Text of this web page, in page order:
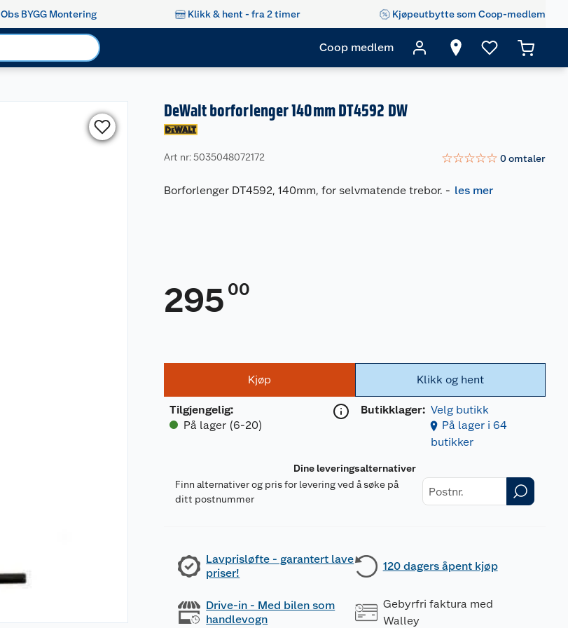
Obs BYGG Montering Klikk & hent - fra 2 timer Kjøpeutbytte som Coop-medlem
Coop medlem
DeWalt borforlenger 140mm DT4592 DW
Art nr: 5035048072172 ☆☆☆☆☆ 0omtaler
Borforlenger DT4592, 140mm, for selvmatende trebor. - les mer
295 00
Kjøp
Tilgjengelig:
På lager (6-20)
Klikk og hent
Butikklager: Velg butikk
På lager i 64
butikker
Dine leveringsalternativer
Finn alternativer og pris for levering ved å søke på
ditt postnummer
Lavprisløfte - garantert lave
priser!
120 dagers åpent kjøp
Drive-in - Med bilen som
handlevogn
Gebyrfri faktura med
Walley